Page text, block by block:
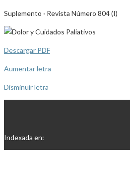
Suplemento · Revista Número 804 (I)
Descargar PDF
Aumentar letra
Disminuir letra
Indexada en: